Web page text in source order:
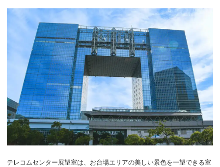
テレコムセンター展望室は、お台場エリアの美しい景色を一望できる室